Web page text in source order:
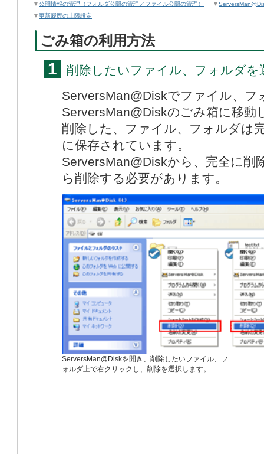
▼公開情報の管理（フォルダ公開の管理／ファイル公開の管理） ▼
▼更新履歴の上限設定
ごみ箱の利用方法
1
削除したいファイル、フォルダを
ServersMan@Diskでファイル、フ
ServersMan@Diskのごみ箱に移動
削除した、ファイル、フォルダは
に保存されています。
ServersMan@Diskから、完全に削
ら削除する必要があります。
ServersMan@Diskを開き、削除したいファイル、フ
ォルダ上で右クリックし、削除を選択します。